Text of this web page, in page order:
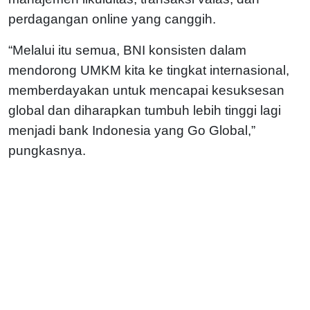
perdagangan online yang canggih.
“Melalui itu semua, BNI konsisten dalam
mendorong UMKM kita ke tingkat internasional,
memberdayakan untuk mencapai kesuksesan
global dan diharapkan tumbuh lebih tinggi lagi
menjadi bank Indonesia yang Go Global,”
pungkasnya.